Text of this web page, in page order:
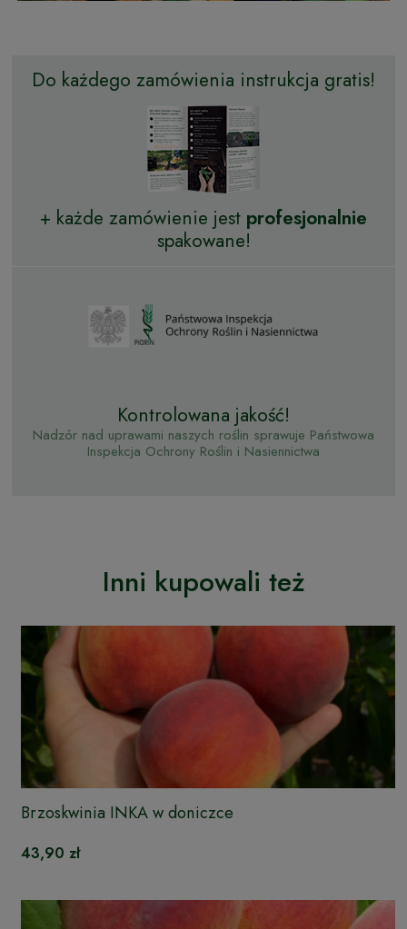
Do każdego zamówienia instrukcja gratis!
+ każde zamówienie jest profesjonalnie
spakowane!
Kontrolowana jakość!
Nadzór nad uprawami naszych roślin sprawuje Państwowa
Inspekcja Ochrony Roślin i Nasiennictwa
Inni kupowali też
Brzoskwinia INKA w doniczce
43,90 zł